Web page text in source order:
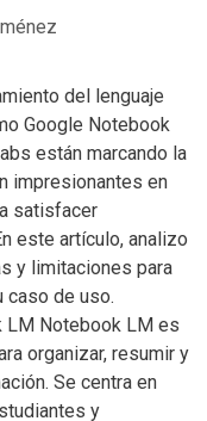
del lenguaje
Google Notebook
están marcando la
impresionantes en
satisfacer
este artículo, analizo
y limitaciones para
caso de uso.
LM Notebook LM es
organizar, resumir y
Se centra en
y